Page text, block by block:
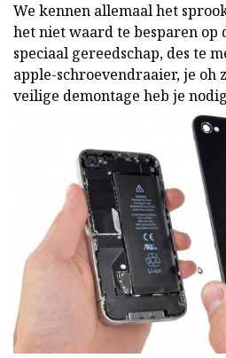
We kennen allemaal het
het niet waard te besparen op
speciaal gereedschap, des te
apple-schroevendraaier, je oh
veilige demontage heb je